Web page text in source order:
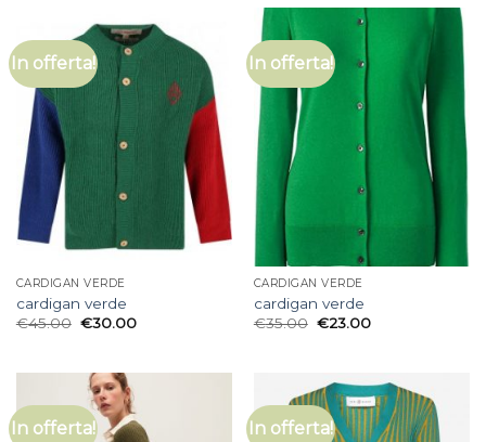
In offerta!
CARDIGAN VERDE
cardigan verde
€45.00 €30.00
In offerta!
CARDIGAN VERDE
cardigan verde
€35.00 €23.00
In offerta! In offerta!